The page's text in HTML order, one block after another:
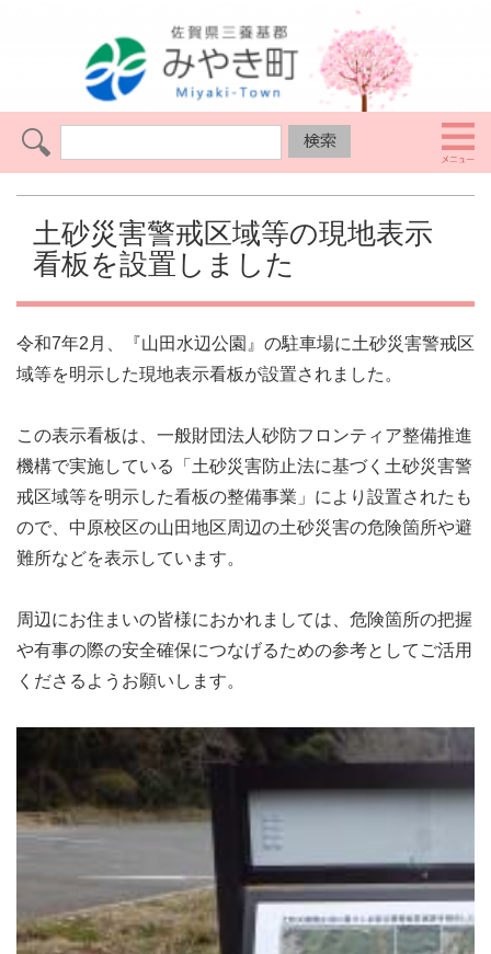
土砂災害警戒区域等の現地表示
看板を設置しました
令和7年2月、『山田水辺公園』の駐車場に土砂災害警戒区
域等を明示した現地表示看板が設置されました。
この表示看板は、一般財団法人砂防フロンティア整備推進
機構で実施している「土砂災害防止法に基づく土砂災害警
戒区域等を明示した看板の整備事業」により設置されたも
ので、中原校区の山田地区周辺の土砂災害の危険箇所や避
難所などを表示しています。
周辺にお住まいの皆様におかれましては、危険箇所の把握
や有事の際の安全確保につなげるための参考としてご活用
くださるようお願いします。